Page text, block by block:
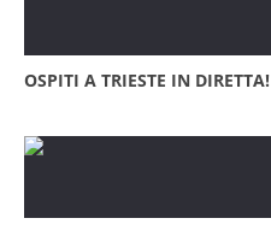
OSPITI A TRIESTE IN DIRETTA!